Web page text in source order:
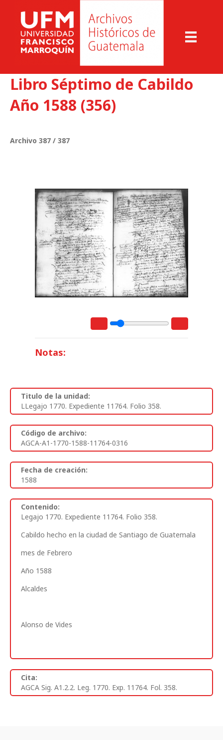
Libro Séptimo de Cabildo
Año 1588 (356)
Archivo 387 / 387
Notas:
Titulo de la unidad:
LLegajo 1770. Expediente 11764. Folio 358.
Código de archivo:
AGCA-A1-1770-1588-11764-0316
Fecha de creación:
1588
Contenido:
Legajo 1770. Expediente 11764. Folio 358.
Cabildo hecho en la ciudad de Santiago de Guatemala
mes de Febrero
Año 1588
Alcaldes
Alonso de Vides
Cita:
AGCA Sig. A1.2.2. Leg. 1770. Exp. 11764. Fol. 358.